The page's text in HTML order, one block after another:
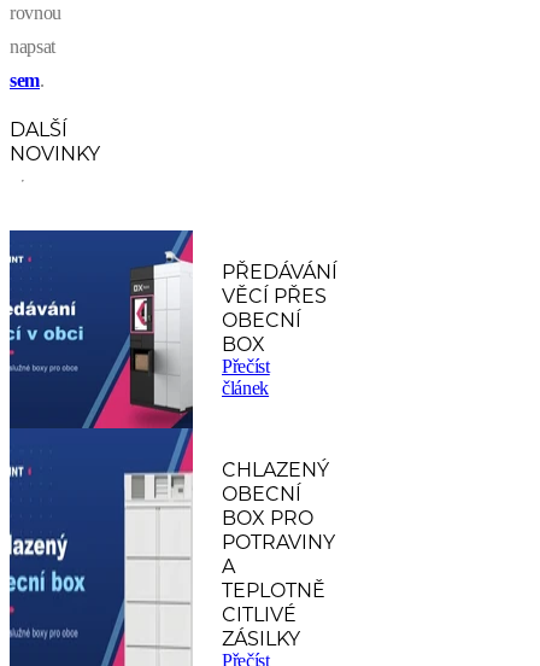
rovnou
napsat
sem.
DALŠÍ
NOVINKY
PŘEDÁVÁNÍ
VĚCÍ PŘES
OBECNÍ
BOX
Přečíst
článek
CHLAZENÝ
OBECNÍ
BOX PRO
POTRAVINY
A
TEPLOTNĚ
CITLIVÉ
ZÁSILKY
Přečíst